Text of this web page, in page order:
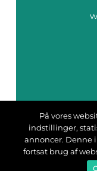
På vores
indstillinger,
annoncer. Denne
fortsat brug af